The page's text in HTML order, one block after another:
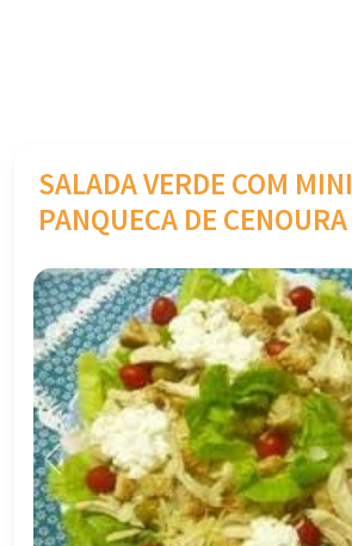
SALADA VERDE COM MINI
PANQUECA DE CENOURA
Previous